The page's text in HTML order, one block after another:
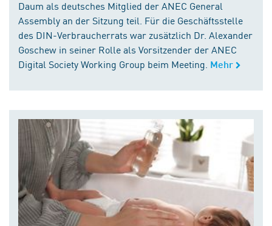
Daum als deutsches Mitglied der ANEC General
Assembly an der Sitzung teil. Für die Geschäftsstelle
des DIN-Verbraucherrats war zusätzlich Dr. Alexander
Goschew in seiner Rolle als Vorsitzender der ANEC
Digital Society Working Group beim Meeting. Mehr